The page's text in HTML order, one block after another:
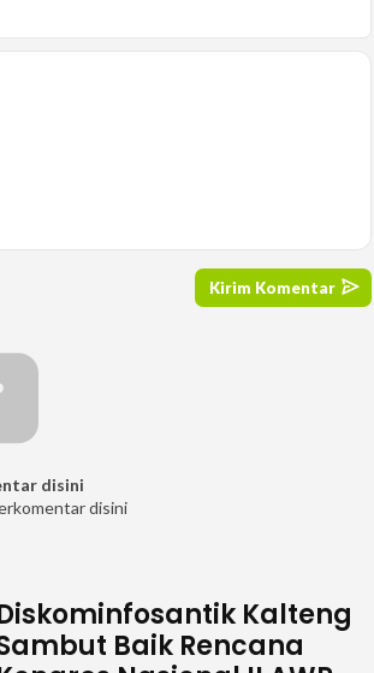
disini
disini
Kalteng
Baik Rencana